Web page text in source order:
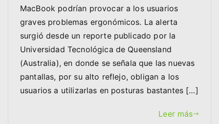
MacBook podrían provocar a los usuarios
graves problemas ergonómicos. La alerta
surgió desde un reporte publicado por la
Universidad Tecnológica de Queensland
(Australia), en donde se señala que las nuevas
pantallas, por su alto reflejo, obligan a los
usuarios a utilizarlas en posturas bastantes […]
Leer más